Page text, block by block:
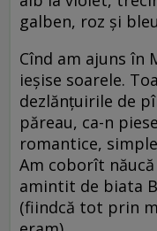
galben, roz şi
Cînd am ajuns în
ieşise soarele.
dezlănţuirile de
păreau, ca-n
romantice,
Am coborît
amintit de biata
(fiindcă tot prin